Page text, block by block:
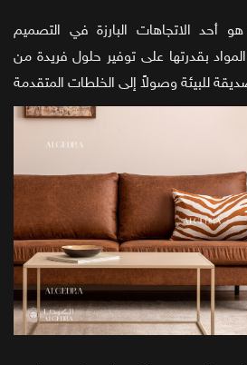
هو أحد الاتجاهات البارزة في التصميم
بقدرتها على توفير حلول فريدة من